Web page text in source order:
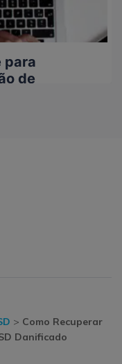
para
de
> Como Recuperar
Danificado